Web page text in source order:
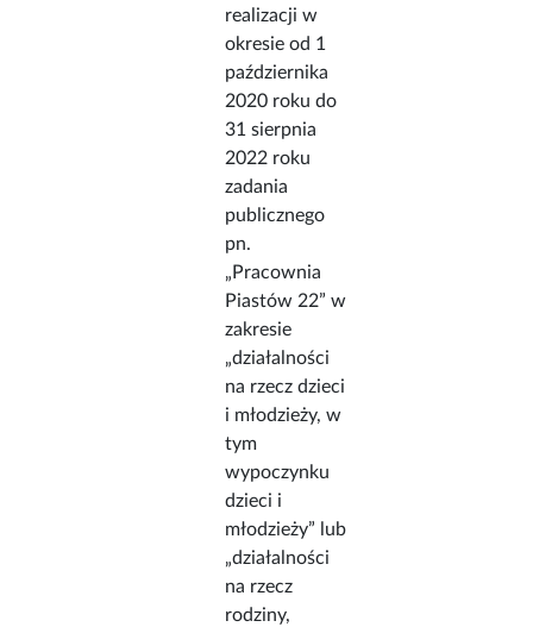
realizacji w
okresie od 1
października
2020 roku do
31 sierpnia
2022 roku
zadania
publicznego
pn.
„Pracownia
Piastów 22” w
zakresie
„działalności
na rzecz dzieci
i młodzieży, w
tym
wypoczynku
dzieci i
młodzieży” lub
„działalności
na rzecz
rodziny,